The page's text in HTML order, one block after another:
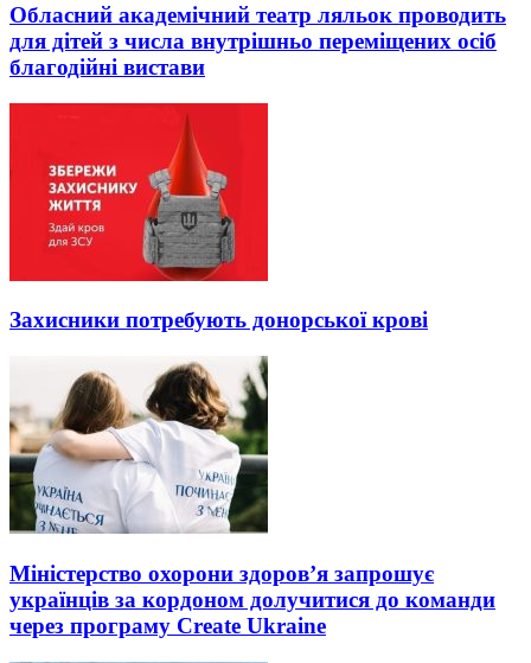
Обласний академічний театр ляльок проводить
для дітей з числа внутрішньо переміщених осіб
благодійні вистави
Захисники потребують донорської крові
Міністерство охорони здоров’я запрошує
українців за кордоном долучитися до команди
через програму Create Ukraine